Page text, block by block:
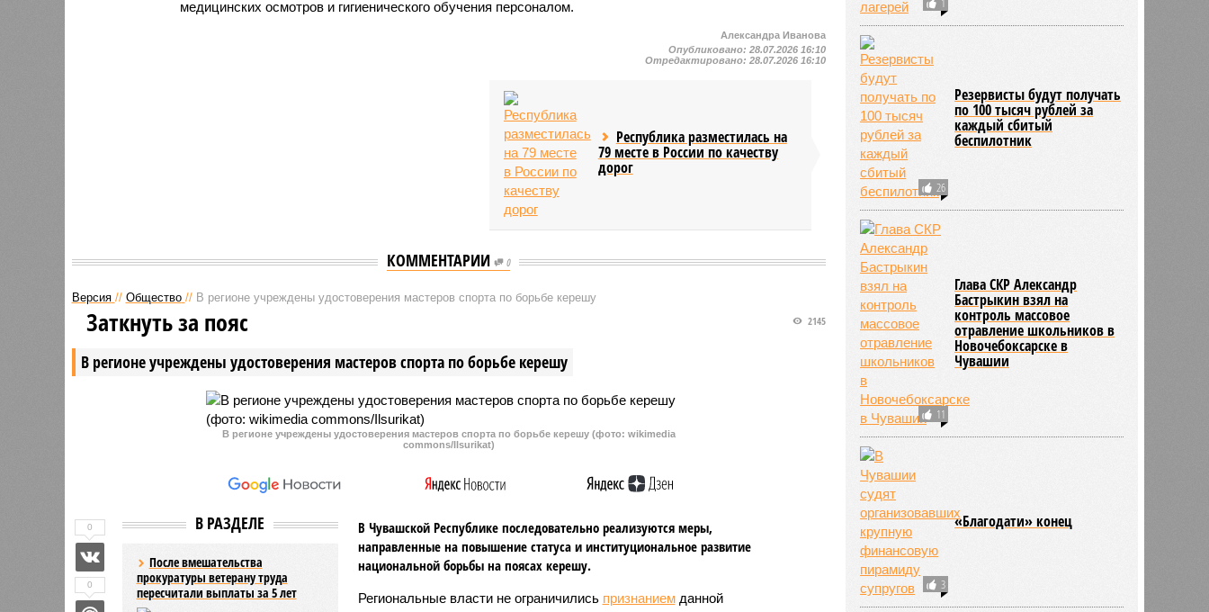
медицинских осмотров и гигиенического обучения персоналом.
Александра Иванова
Опубликовано:28.07.2026 16:10
Отредактировано:28.07.2026 16:10
Республика разместилась на
79 месте в России по качеству
дорог
КОММЕНТАРИИ 0
Версия // Общество // В регионе учреждены удостоверения мастеров спорта по борьбе керешу
В регионе учреждены удостоверения мастеров спорта по борьбе керешу
2145
Заткнуть за пояс
В регионе учреждены удостоверения мастеров спорта по борьбе керешу (фото: wikimedia
commons/Ilsurikat)
В РАЗДЕЛЕ
После вмешательства
прокуратуры ветерану труда
пересчитали выплаты за 5 лет
В Чувашской Республике последовательно реализуются меры,
направленные на повышение статуса и институциональное развитие
национальной борьбы на поясах керешу.
Региональные власти не ограничились признаниемданной
0
0
26
Резервисты будут получать
по 100 тысяч рублей за
каждый сбитый
беспилотник
11
Глава СКР Александр
Бастрыкин взял на
контроль массовое
отравление школьников в
Новочебоксарске в
Чувашии
3
«Благодати» конец